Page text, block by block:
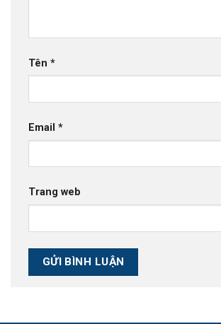
Tên *
Email *
Trang web